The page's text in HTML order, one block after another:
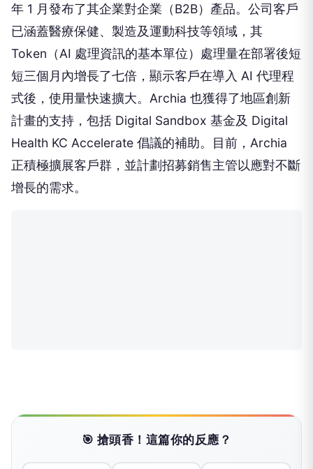
年 1 月發布了其企業對企業（B2B）產品。公司客戶
已涵蓋醫療保健、製造及運動科技等領域，其
Token（AI 處理資訊的基本單位）處理量在部署後短
短三個月內增長了七倍，顯示客戶在導入 AI 代理程
式後，使用量快速擴大。Archia 也獲得了地區創新
計畫的支持，包括 Digital Sandbox 基金及 Digital
Health KC Accelerate 倡議的補助。目前，Archia
正積極擴展客戶群，並計劃招募銷售主管以應對不斷
增長的需求。
🎯 搶頭香！這篇你的反應？